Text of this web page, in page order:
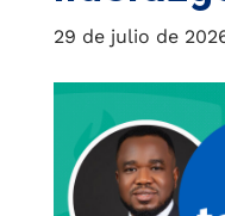
29 de julio de